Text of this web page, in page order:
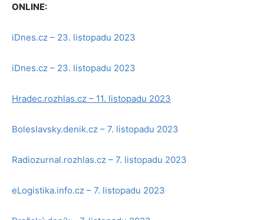
ONLINE:
iDnes.cz – 23. listopadu 2023
iDnes.cz – 23. listopadu 2023
Hradec.rozhlas.cz – 11. listopadu 2023
Boleslavsky.denik.cz – 7. listopadu 2023
Radiozurnal.rozhlas.cz – 7. listopadu 2023
eLogistika.info.cz – 7. listopadu 2023